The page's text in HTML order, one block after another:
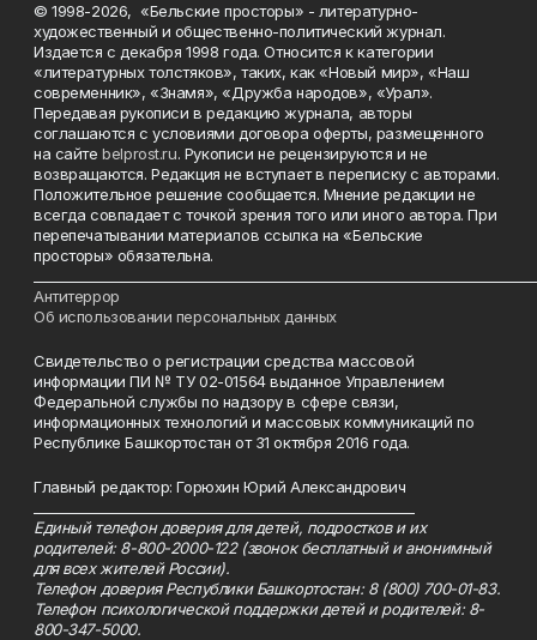
© 1998-2026, «Бельские просторы» - литературно-
художественный и общественно-политический журнал.
Издается с декабря 1998 года. Относится к категории
«литературных толстяков», таких, как «Новый мир», «Наш
современник», «Знамя», «Дружба народов», «Урал».
Передавая рукописи в редакцию журнала, авторы
соглашаются с условиями договора оферты, размещенного
на сайтеbelprost.ru. Рукописи не рецензируются и не
возвращаются. Редакция не вступает в переписку с авторами.
Положительное решение сообщается. Мнение редакции не
всегда совпадает с точкой зрения того или иного автора. При
перепечатывании материалов ссылка на «Бельские
просторы» обязательна.
Антитеррор
Об использовании персональных данных
Свидетельство о регистрации средства массовой
информации ПИ № ТУ 02-01564 выданное Управлением
Федеральной службы по надзору в сфере связи,
информационных технологий и массовых коммуникаций по
Республике Башкортостан от 31 октября 2016 года.
Главный редактор: Горюхин Юрий Александрович
Единый телефон доверия для детей, подростков и их
родителей: 8-800-2000-122 (звонок бесплатный и анонимный
для всех жителей России).
Телефон доверия Республики Башкортостан: 8 (800) 700-01-83.
Телефон психологической поддержки детей и родителей: 8-
800-347-5000.